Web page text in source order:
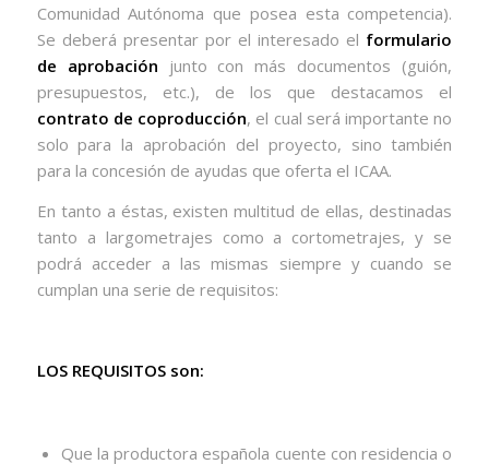
Comunidad Autónoma que posea esta competencia).
Se deberá presentar por el interesado el formulario
de aprobación junto con más documentos (guión,
presupuestos, etc.), de los que destacamos el
contrato de coproducción, el cual será importante no
solo para la aprobación del proyecto, sino también
para la concesión de ayudas que oferta el ICAA.
En tanto a éstas, existen multitud de ellas, destinadas
tanto a largometrajes como a cortometrajes, y se
podrá acceder a las mismas siempre y cuando se
cumplan una serie de requisitos:
LOS REQUISITOS son:
Que la productora española cuente con residencia o